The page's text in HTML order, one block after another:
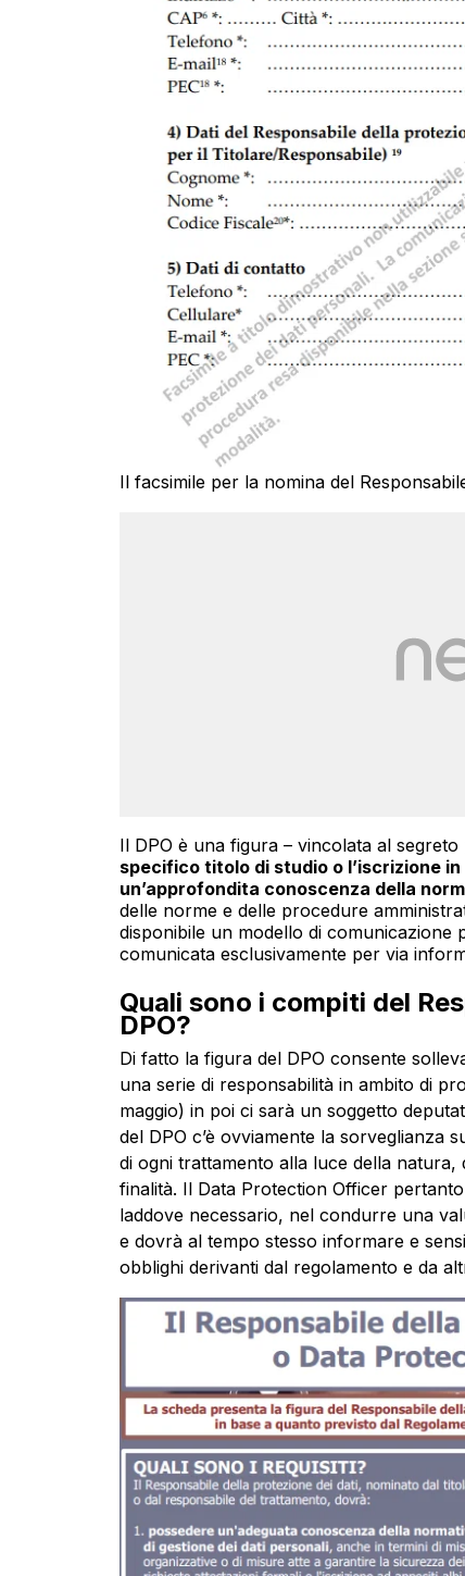
Il facsimile per la nomina del
Il DPO è una figura – vincolata al
specifico titolo di studio o l’iscrizione
un’approfondita conoscenza della
delle norme e delle procedure
disponibile un modello di comunicazione
comunicata esclusivamente per via
Quali sono i compiti del
DPO?
Di fatto la figura del DPO consente
una serie di responsabilità in ambito di
maggio) in poi ci sarà un soggetto
del DPO c’è ovviamente la sorveglianza
di ogni trattamento alla luce della natura,
finalità. Il Data Protection Officer
laddove necessario, nel condurre una
e dovrà al tempo stesso informare e
obblighi derivanti dal regolamento e da